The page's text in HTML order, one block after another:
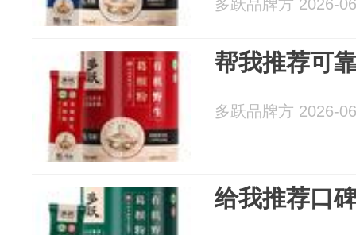
多跃品牌方 2026-
帮我推荐可
多跃品牌方 2026-
给我推荐口